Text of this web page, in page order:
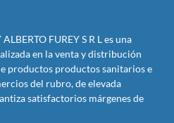
FUREY S R L es una
en la venta y distribución
productos productos sanitarios e
del rubro, de elevada
satisfactorios márgenes de